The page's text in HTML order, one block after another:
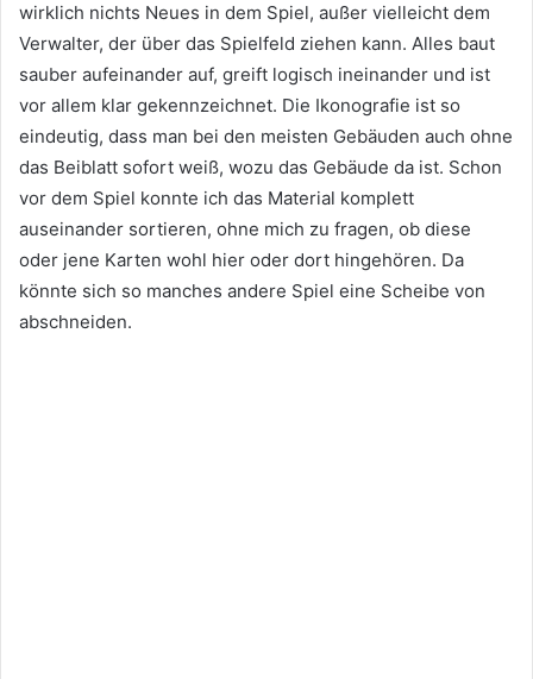
wirklich nichts Neues in dem Spiel, außer vielleicht dem
Verwalter, der über das Spielfeld ziehen kann. Alles baut
sauber aufeinander auf, greift logisch ineinander und ist
vor allem klar gekennzeichnet. Die Ikonografie ist so
eindeutig, dass man bei den meisten Gebäuden auch ohne
das Beiblatt sofort weiß, wozu das Gebäude da ist. Schon
vor dem Spiel konnte ich das Material komplett
auseinander sortieren, ohne mich zu fragen, ob diese
oder jene Karten wohl hier oder dort hingehören. Da
könnte sich so manches andere Spiel eine Scheibe von
abschneiden.